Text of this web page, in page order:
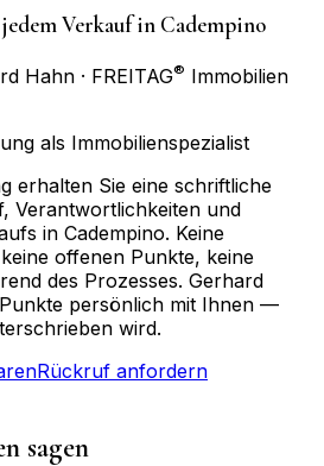
Verkauf in Cadempino
Hahn · FREITAG® Immobilien
als Immobilienspezialist
erhalten Sie eine schriftliche
Verantwortlichkeiten und
in Cadempino. Keine
offenen Punkte, keine
des Prozesses. Gerhard
persönlich mit Ihnen —
wird.
Rückruf anfordern
sagen